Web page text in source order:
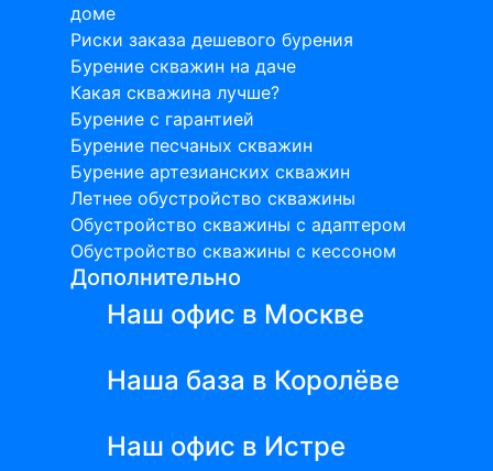
доме
Риски заказа дешевого бурения
Бурение скважин на даче
Какая скважина лучше?
Бурение с гарантией
Бурение песчаных скважин
Бурение артезианских скважин
Летнее обустройство скважины
Обустройство скважины с адаптером
Обустройство скважины с кессоном
Дополнительно
Наш офис в Москве
Наша база в Королёве
Наш офис в Истре